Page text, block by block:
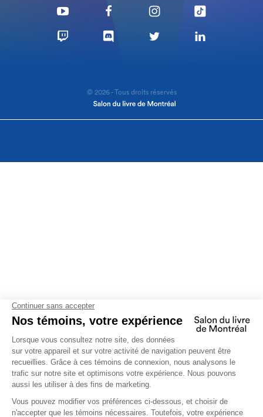
© 2026 - Tous droits réservés